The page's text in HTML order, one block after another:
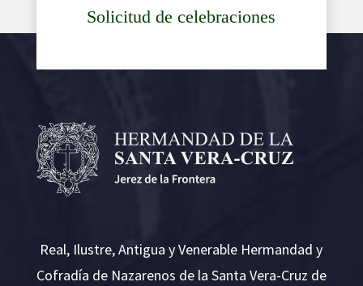
Solicitud de celebraciones
Real, Ilustre, Antigua y Venerable Hermandad y
Cofradía de Nazarenos de la Santa Vera-Cruz de